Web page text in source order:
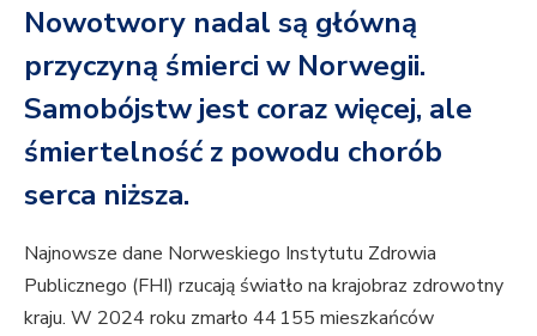
Nowotwory nadal są główną
przyczyną śmierci w Norwegii.
Samobójstw jest coraz więcej, ale
śmiertelność z powodu chorób
serca niższa.
Najnowsze dane Norweskiego Instytutu Zdrowia
Publicznego (FHI) rzucają światło na krajobraz zdrowotny
kraju. W 2024 roku zmarło 44 155 mieszkańców